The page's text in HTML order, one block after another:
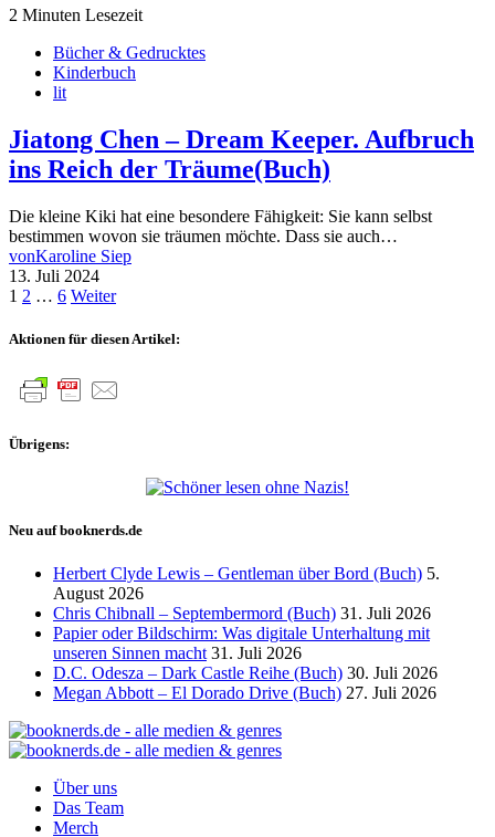
2 Minuten Lesezeit
Bücher & Gedrucktes
Kinderbuch
lit
Jiatong Chen – Dream Keeper. Aufbruch
ins Reich der Träume(Buch)
Die kleine Kiki hat eine besondere Fähigkeit: Sie kann selbst
bestimmen wovon sie träumen möchte. Dass sie auch…
vonKaroline Siep
13. Juli 2024
Seitennummerierung
der
1 2 … 6 Weiter
Aktionen für diesen Artikel:
Übrigens:
Neu auf booknerds.de
Herbert Clyde Lewis – Gentleman über Bord (Buch) 5.
August 2026
Chris Chibnall – Septembermord (Buch) 31. Juli 2026
Papier oder Bildschirm: Was digitale Unterhaltung mit
unseren Sinnen macht 31. Juli 2026
D.C. Odesza – Dark Castle Reihe (Buch) 30. Juli 2026
Megan Abbott – El Dorado Drive (Buch) 27. Juli 2026
Über uns
Das Team
Merch